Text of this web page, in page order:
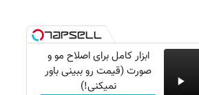
ابزار کامل برای اصلاح مو و
صورت (قیمت رو ببینی باور
نمیکنی!)